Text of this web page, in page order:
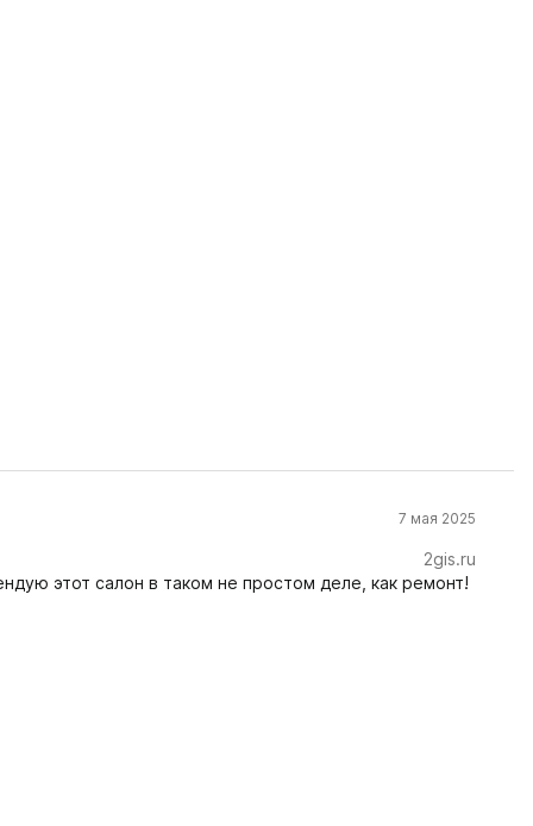
7 мая 2025
2gis.ru
этот салон в таком не простом деле, как ремонт!